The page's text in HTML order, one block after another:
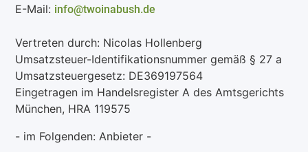
E-Mail: info@twoinabush.de
Vertreten durch: Nicolas Hollenberg
Umsatzsteuer-Identifikationsnummer gemäß § 27 a
Umsatzsteuergesetz: DE369197564
Eingetragen im Handelsregister A des Amtsgerichts
München, HRA 119575
- im Folgenden: Anbieter -